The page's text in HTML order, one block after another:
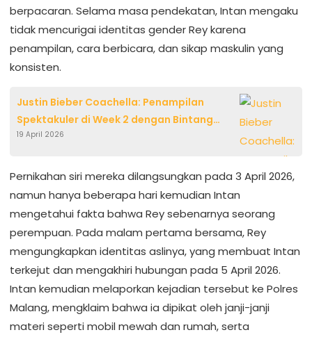
berpacaran. Selama masa pendekatan, Intan mengaku
tidak mencurigai identitas gender Rey karena
penampilan, cara berbicara, dan sikap maskulin yang
konsisten.
Justin Bieber Coachella: Penampilan
Spektakuler di Week 2 dengan Bintang
Tamu dan Setlist Memukau
19 April 2026
Pernikahan siri mereka dilangsungkan pada 3 April 2026,
namun hanya beberapa hari kemudian Intan
mengetahui fakta bahwa Rey sebenarnya seorang
perempuan. Pada malam pertama bersama, Rey
mengungkapkan identitas aslinya, yang membuat Intan
terkejut dan mengakhiri hubungan pada 5 April 2026.
Intan kemudian melaporkan kejadian tersebut ke Polres
Malang, mengklaim bahwa ia dipikat oleh janji-janji
materi seperti mobil mewah dan rumah, serta